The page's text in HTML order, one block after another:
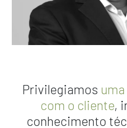
Privilegiamos
com o cliente,
conhecimento